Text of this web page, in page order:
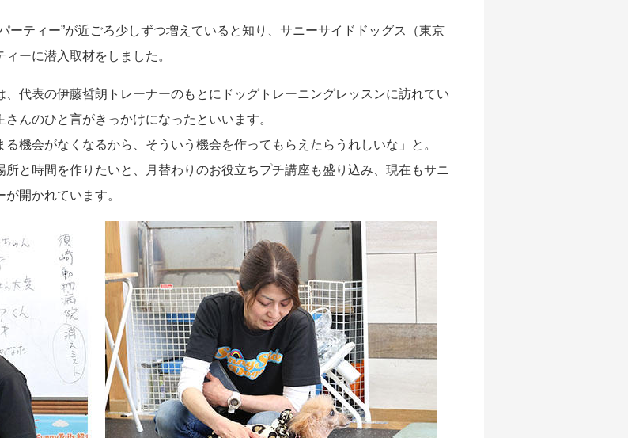
ーティー”が近ごろ少しずつ増えていると知り、サニーサイドドッグス（東京
ーに潜入取材をしました。
代表の伊藤哲朗トレーナーのもとにドッグトレーニングレッスンに訪れてい
んのひと言がきっかけになったといいます。
機会がなくなるから、そういう機会を作ってもらえたらうれしいな」と。
と時間を作りたいと、月替わりのお役立ちプチ講座も盛り込み、現在もサニ
開かれています。